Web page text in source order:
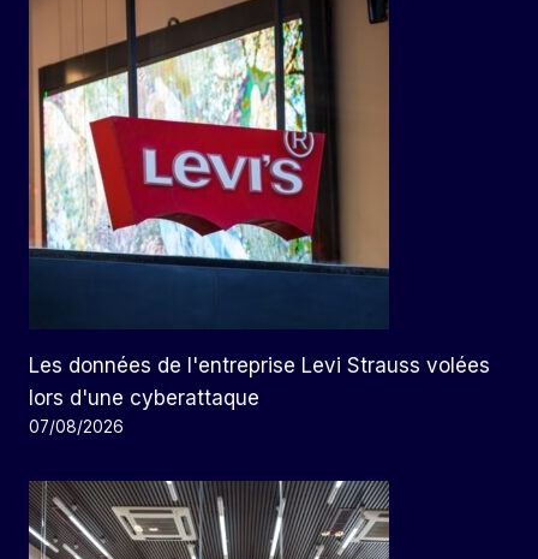
Les données de l'entreprise Levi Strauss volées
lors d'une cyberattaque
07/08/2026